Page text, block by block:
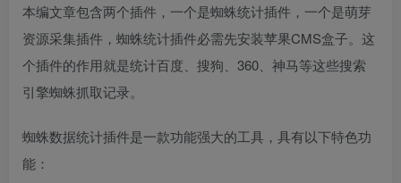
本编文章包含两个插件，一个是蜘蛛统计插件，一个是萌芽
资源采集插件，蜘蛛统计插件必需先安装苹果CMS盒子。这
个插件的作用就是统计百度、搜狗、360、神马等这些搜索
引擎蜘蛛抓取记录。
蜘蛛数据统计插件是一款功能强大的工具，具有以下特色功
能：